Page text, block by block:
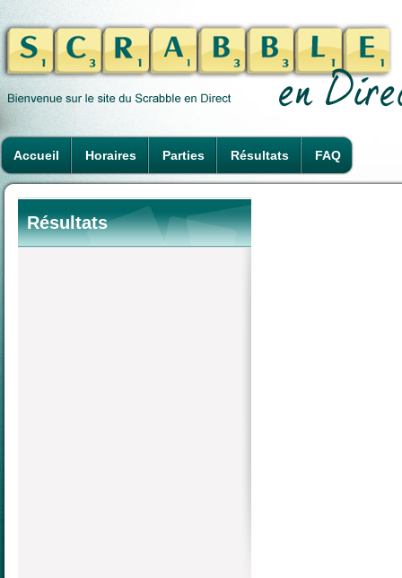
Accueil Horaires Parties Résultats FAQ
Résultats